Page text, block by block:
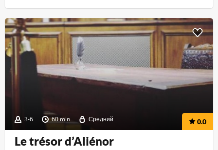
3-6 60 min Средний 0.0
Le trésor d’Aliénor